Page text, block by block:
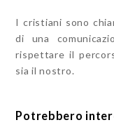
I cristiani sono
di una
rispettare il
sia il nostro.
Potrebbero